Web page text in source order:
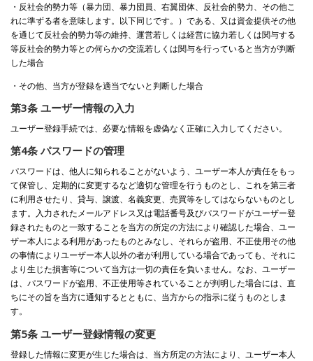
・反社会的勢力等（暴力団、暴力団員、右翼団体、反社会的勢力、その他こ
れに準ずる者を意味します。以下同じです。）である、又は資金提供その他
を通じて反社会的勢力等の維持、運営若しくは経営に協力若しくは関与する
等反社会的勢力等との何らかの交流若しくは関与を行っていると当方が判断
した場合
・その他、当方が登録を適当でないと判断した場合
第3条 ユーザー情報の入力
ユーザー登録手続では、必要な情報を虚偽なく正確に入力してください。
第4条 パスワードの管理
パスワードは、他人に知られることがないよう、ユーザー本人が責任をもっ
て保管し、定期的に変更するなど適切な管理を行うものとし、これを第三者
に利用させたり、貸与、譲渡、名義変更、売買等をしてはならないものとし
ます。入力されたメールアドレス又は電話番号及びパスワードがユーザー登
録されたものと一致することを当方の所定の方法により確認した場合、ユー
ザー本人による利用があったものとみなし、それらが盗用、不正使用その他
の事情によりユーザー本人以外の者が利用している場合であっても、それに
より生じた損害等について当方は一切の責任を負いません。なお、ユーザー
は、パスワードが盗用、不正使用等されていることが判明した場合には、直
ちにその旨を当方に通知するとともに、当方からの指示に従うものとしま
す。
第5条 ユーザー登録情報の変更
登録した情報に変更が生じた場合は、当方所定の方法により、ユーザー本人